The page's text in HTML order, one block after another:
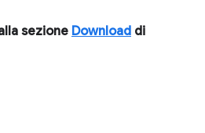
sezione Download di